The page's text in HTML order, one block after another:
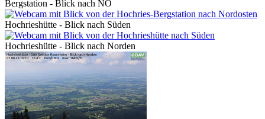
Bergstation - Blick nach NO
Hochrieshütte - Blick nach Süden
Hochrieshütte - Blick nach Norden